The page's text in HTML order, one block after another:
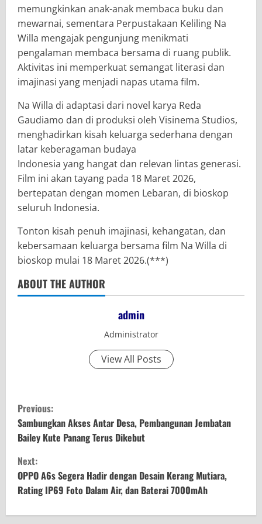
memungkinkan anak-anak membaca buku dan
mewarnai, sementara Perpustakaan Keliling Na
Willa mengajak pengunjung menikmati
pengalaman membaca bersama di ruang publik.
Aktivitas ini memperkuat semangat literasi dan
imajinasi yang menjadi napas utama film.
Na Willa di adaptasi dari novel karya Reda
Gaudiamo dan di produksi oleh Visinema Studios,
menghadirkan kisah keluarga sederhana dengan
latar keberagaman budaya
Indonesia yang hangat dan relevan lintas generasi.
Film ini akan tayang pada 18 Maret 2026,
bertepatan dengan momen Lebaran, di bioskop
seluruh Indonesia.
Tonton kisah penuh imajinasi, kehangatan, dan
kebersamaan keluarga bersama film Na Willa di
bioskop mulai 18 Maret 2026.(***)
ABOUT THE AUTHOR
admin
Administrator
View All Posts
C
o
n
t
i
Previous:
Sambungkan Akses Antar Desa, Pembangunan Jembatan
Bailey Kute Panang Terus Dikebut
Next:
OPPO A6s Segera Hadir dengan Desain Kerang Mutiara,
Rating IP69 Foto Dalam Air, dan Baterai 7000mAh